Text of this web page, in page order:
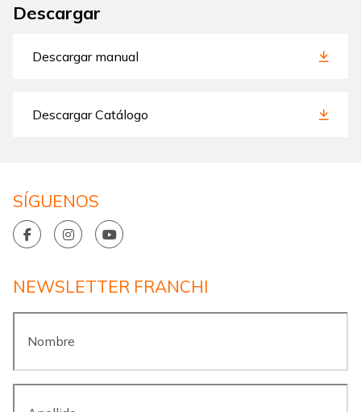
Descargar
Descargar manual
Descargar Catálogo
SÍGUENOS
NEWSLETTER FRANCHI